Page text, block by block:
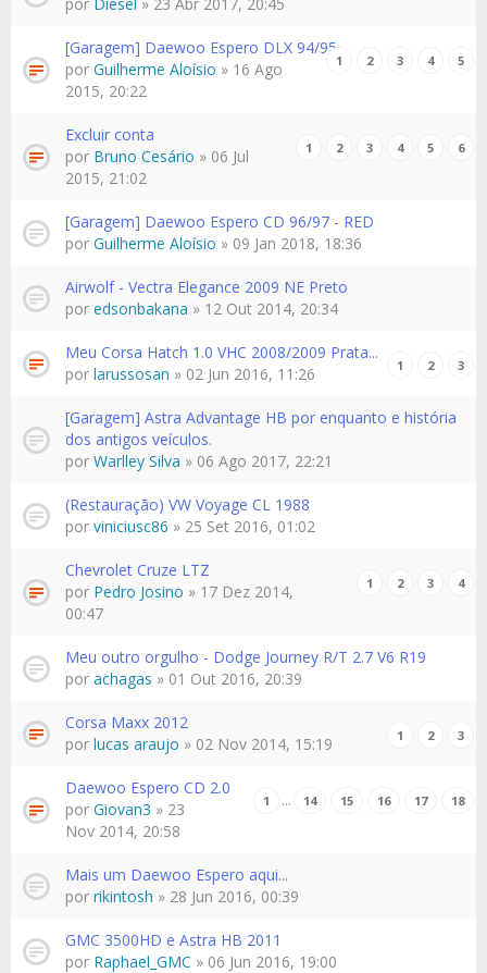
[Garagem] Daewoo Espero DLX 94/95
1 2 3 4 5
por Guilherme Aloísio » 16 Ago
2015, 20:22
Excluir conta
1 2 3 4 5 6
por Bruno Cesário » 06 Jul
2015, 21:02
[Garagem] Daewoo Espero CD 96/97 - RED
por Guilherme Aloísio » 09 Jan 2018, 18:36
Airwolf - Vectra Elegance 2009 NE Preto
por edsonbakana » 12 Out 2014, 20:34
Meu Corsa Hatch 1.0 VHC 2008/2009 Prata...
1 2 3
por larussosan » 02 Jun 2016, 11:26
[Garagem] Astra Advantage HB por enquanto e história
dos antigos veículos.
por Warlley Silva » 06 Ago 2017, 22:21
(Restauração) VW Voyage CL 1988
por viniciusc86 » 25 Set 2016, 01:02
Chevrolet Cruze LTZ
1 2 3 4
por Pedro Josino » 17 Dez 2014,
00:47
Meu outro orgulho - Dodge Journey R/T 2.7 V6 R19
por achagas » 01 Out 2016, 20:39
Corsa Maxx 2012
1 2 3
por lucas araujo » 02 Nov 2014, 15:19
Daewoo Espero CD 2.0
1 … 14 15 16 17 18
por Giovan3 » 23
Nov 2014, 20:58
Mais um Daewoo Espero aqui...
por rikintosh » 28 Jun 2016, 00:39
GMC 3500HD e Astra HB 2011
por Raphael_GMC » 06 Jun 2016, 19:00